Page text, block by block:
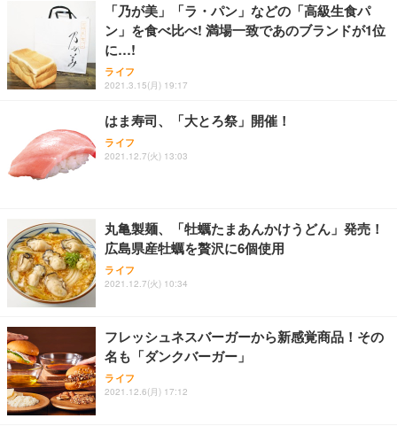
Sezlife オフィスチェア デスクチェア 疲れない テレ
ワーク チェア 強化バックレスト 30度ロッキング機
能 人間工学 椅子 腰サポート 90度跳ね上げ式アーム
レスト 3Dヘッドレスト ハンガー付き 高反発クッシ
務用 おしゃれ パソコンチェア (ブラック)
Sezlife オフィスチェア デスクチェア 疲れない テレ
ワーク チェア 強化バックレスト 30度ロッキング機
務用 おしゃれ パソコンチェア (ホワイト)
ANDWINT オフィスチェア デスクチェア 肘なし メ
ッシュ 通気性 ランバーサポート付き 腰サポート ガ
ス圧無段階昇降 360度回転 キャスター付き コンパク
【純正品】27"ゲーミングモニター DualSense 充電
フック付き（CFI-ZDM1J）
￥49,979
【整備済み品】Dell E2724HS 27インチ 液晶モニタ
ー フルHD（1920×1080）VA 非光沢 HDMI/DisplayP
【MiniLED/24.5inch/280Hz/FHD】GRAPHT THE S
HOOTER Gaming Monitor 24” Essential ゲーミン
グモニター QD 24.5インチ 1ms FHD 量子ドット 残
ネオ・ルーライフ ネオ・オムツ L 中型犬用 26枚入
り 単品
￥1,800
Smart Basic(スマートベーシック) 【Amazon.co.jp
限定】 Smart Basic アイリスオーヤマ ペットシーツ
アイリスオーヤマ ペットシーツ 超厚型 お徳用 レギ
ュラー 200枚入【Amazon.co.jp限定】
「乃が美」「ラ・パン」などの「高級生食パ
ン」を食べ比べ! 満場一致であのブランドが1位
に…!
ライフ
2021.3.15(月) 19:17
はま寿司、「大とろ祭」開催！
ライフ
2021.12.7(火) 13:03
丸亀製麺、「牡蠣たまあんかけうどん」発売！
広島県産牡蠣を贅沢に6個使用
ライフ
2021.12.7(火) 10:34
フレッシュネスバーガーから新感覚商品！その
名も「ダンクバーガー」
ライフ
2021.12.6(月) 17:12